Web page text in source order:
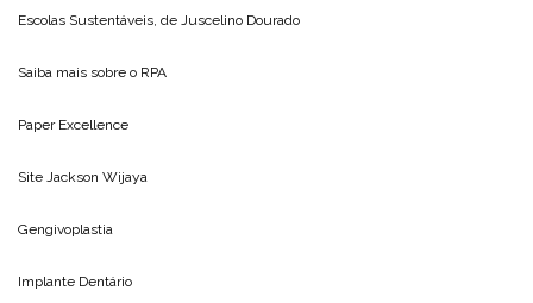
Escolas Sustentáveis, de Juscelino Dourado
Saiba mais sobre o RPA
Paper Excellence
Site Jackson Wijaya
Gengivoplastia
Implante Dentário